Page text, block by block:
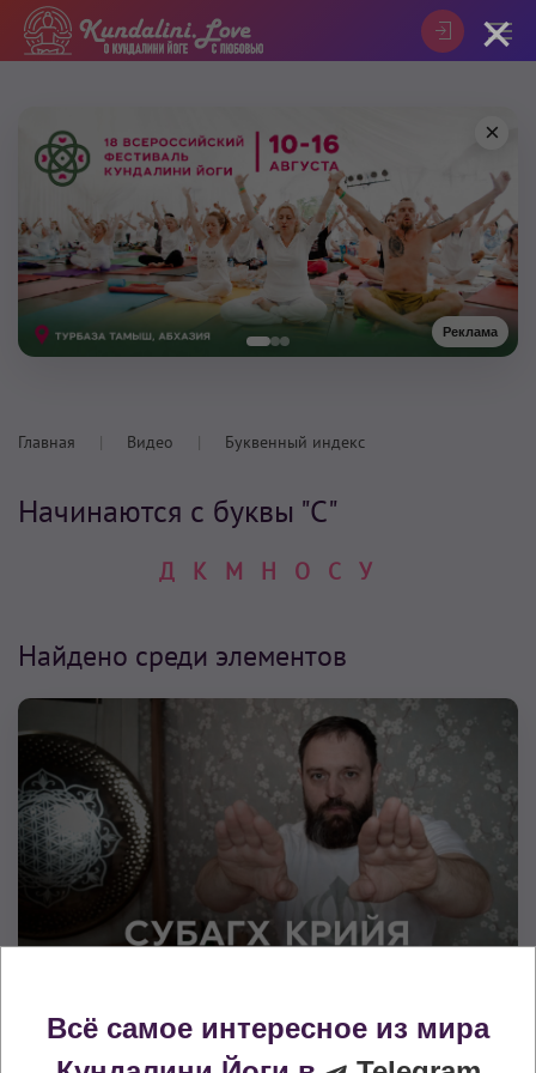
Реклама
×
Главная Видео Буквенный индекс
Начинаются с буквы "С"
Д К М Н О С У
Найдено среди элементов
×
Всё самое интересное из мира